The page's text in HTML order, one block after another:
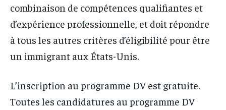
combinaison de compétences qualifiantes et
d’expérience professionnelle, et doit répondre
à tous les autres critères d’éligibilité pour être
un immigrant aux États-Unis.
L’inscription au programme DV est gratuite.
Toutes les candidatures au programme DV